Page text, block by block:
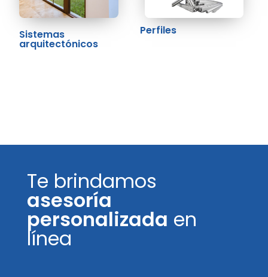
Sistemas
arquitectónicos
Perfiles
Te brindamos
asesoría
personalizada en
línea